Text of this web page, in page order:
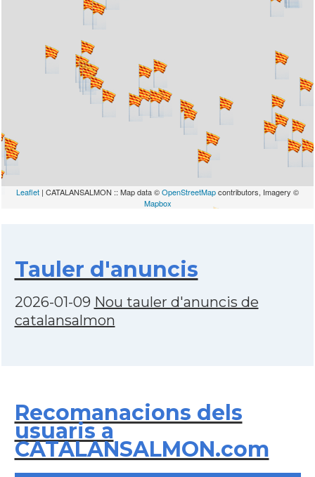
Leaflet | CATALANSALMON :: Map data ©OpenStreetMapcontributors, Imagery ©
Mapbox
Tauler d'anuncis
2026-01-09 Nou tauler d'anuncis de
catalansalmon
Recomanacions dels
usuaris a
CATALANSALMON.com